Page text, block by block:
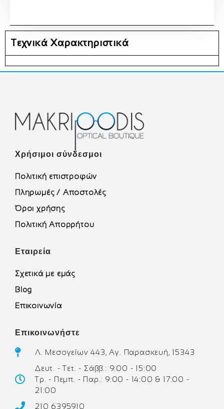
Τεχνικά Χαρακτηριστικά
Χρήσιμοι σύνδεσμοι
Πολιτική επιστροφών
Πληρωμές / Αποστολές
Όροι χρήσης
Πολιτική Απορρήτου
Εταιρεία
Σχετικά με εμάς
Blog
Επικοινωνία
Επικοινωνήστε
Λ. Μεσογείων 443, Αγ. Παρασκευή, 15343
Δευτ. - Τετ. - Σάββ.: 9:00 - 15:00
Τρ. - Πεμπ. - Παρ.: 9:00 - 14:00 & 17:00 -
21:00
210 6395910